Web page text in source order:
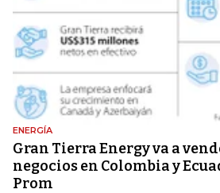
ENERGÍA
Gran Tierra Energy va a
negocios en Colombia y
Prom